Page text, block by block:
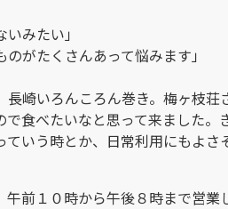
いみたい」
のがたくさんあって悩みます」
長崎いろんころん巻き。梅ヶ枝
で食べたいなと思って来ました。
いう時とか、日常利用にもよさ
前１０時から午後８時まで営業